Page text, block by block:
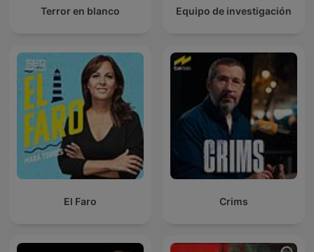
Terror en blanco Equipo de investigación
El Faro Crims